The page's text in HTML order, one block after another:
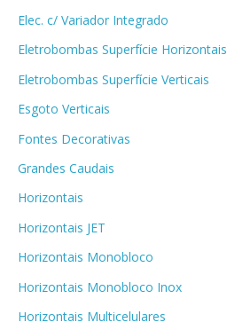
Elec. c/ Variador Integrado
Eletrobombas Superfície Horizontais
Eletrobombas Superfície Verticais
Esgoto Verticais
Fontes Decorativas
Grandes Caudais
Horizontais
Horizontais JET
Horizontais Monobloco
Horizontais Monobloco Inox
Horizontais Multicelulares